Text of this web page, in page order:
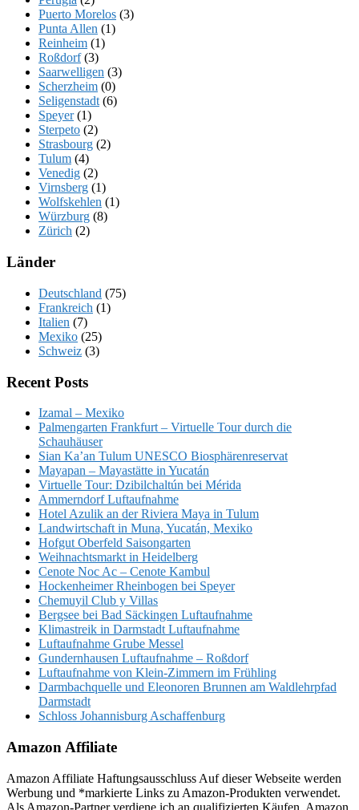
Puerto Morelos (3)
Punta Allen (1)
Reinheim (1)
Roßdorf(3)
Saarwelligen (3)
Scherzheim (0)
Seligenstadt (6)
Speyer(1)
Sterpeto (2)
Strasbourg (2)
Tulum (4)
Venedig (2)
Virnsberg (1)
Wolfskehlen (1)
Würzburg (8)
Zürich (2)
Länder
Deutschland (75)
Frankreich (1)
Italien (7)
Mexiko (25)
Schweiz (3)
Recent Posts
Izamal – Mexiko
Palmengarten Frankfurt – Virtuelle Tour durch die
Schauhäuser
Sian Ka’an Tulum UNESCO Biosphärenreservat
Mayapan – Mayastätte in Yucatán
Virtuelle Tour: Dzibilchaltún bei Mérida
Ammerndorf Luftaufnahme
Hotel Azulik an der Riviera Maya in Tulum
Landwirtschaft in Muna, Yucatán, Mexiko
Hofgut Oberfeld Saisongarten
Weihnachtsmarkt in Heidelberg
Cenote Noc Ac – Cenote Kambul
Hockenheimer Rheinbogen bei Speyer
Chemuyil Club y Villas
Bergsee bei Bad Säckingen Luftaufnahme
Klimastreik in Darmstadt Luftaufnahme
Luftaufnahme Grube Messel
Gundernhausen Luftaufnahme – Roßdorf
Luftaufnahme von Klein-Zimmern im Frühling
Darmbachquelle und Eleonoren Brunnen am Waldlehrpfad
Darmstadt
Schloss Johannisburg Aschaffenburg
Amazon Affiliate
Amazon Affiliate Haftungsausschluss Auf dieser Webseite werden
Werbung und *markierte Links zu Amazon-Produkten verwendet.
Als Amazon-Partner verdiene ich an qualifizierten Käufen. Amazon